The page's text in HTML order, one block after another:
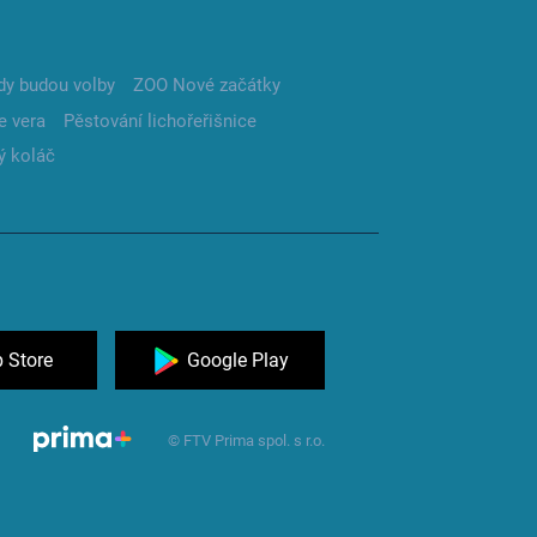
budou volby
ZOO Nové začátky
vera
Pěstování lichořeřišnice
koláč
Store Google Play
© FTV Prima spol. s r.o.